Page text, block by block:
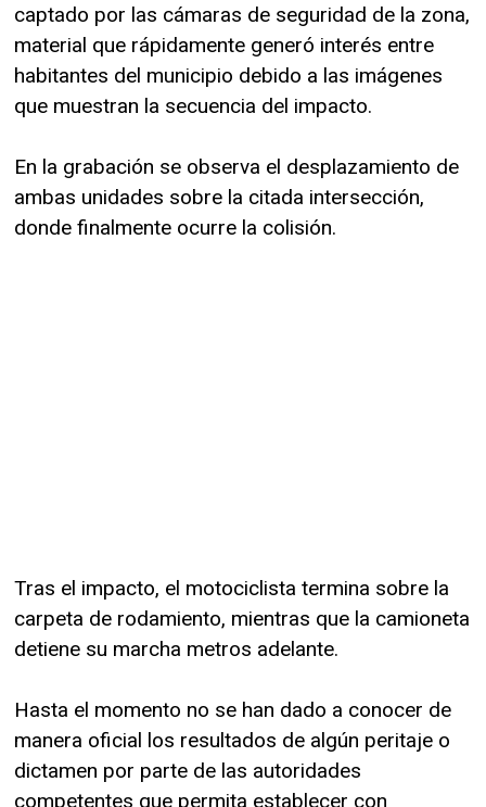
captado por las cámaras de seguridad de la zona,
material que rápidamente generó interés entre
habitantes del municipio debido a las imágenes
que muestran la secuencia del impacto.
En la grabación se observa el desplazamiento de
ambas unidades sobre la citada intersección,
donde finalmente ocurre la colisión.
Tras el impacto, el motociclista termina sobre la
carpeta de rodamiento, mientras que la camioneta
detiene su marcha metros adelante.
Hasta el momento no se han dado a conocer de
manera oficial los resultados de algún peritaje o
dictamen por parte de las autoridades
competentes que permita establecer con